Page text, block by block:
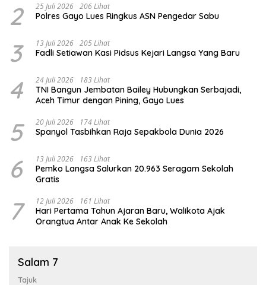
2 25 Juli 2026 206 Lihat
Polres Gayo Lues Ringkus ASN Pengedar Sabu
3 13 Juli 2026 205 Lihat
Fadli Setiawan Kasi Pidsus Kejari Langsa Yang Baru
4 24 Juli 2026 183 Lihat
TNI Bangun Jembatan Bailey Hubungkan Serbajadi,
Aceh Timur dengan Pining, Gayo Lues
5 20 Juli 2026 174 Lihat
Spanyol Tasbihkan Raja Sepakbola Dunia 2026
6 13 Juli 2026 163 Lihat
Pemko Langsa Salurkan 20.963 Seragam Sekolah
Gratis
7 12 Juli 2026 161 Lihat
Hari Pertama Tahun Ajaran Baru, Walikota Ajak
Orangtua Antar Anak Ke Sekolah
Salam 7
Tajuk